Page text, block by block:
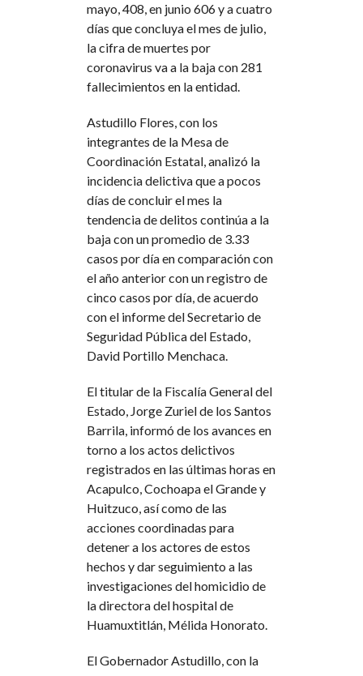
mayo, 408, en junio 606 y a cuatro
días que concluya el mes de julio,
la cifra de muertes por
coronavirus va a la baja con 281
fallecimientos en la entidad.
Astudillo Flores, con los
integrantes de la Mesa de
Coordinación Estatal, analizó la
incidencia delictiva que a pocos
días de concluir el mes la
tendencia de delitos continúa a la
baja con un promedio de 3.33
casos por día en comparación con
el año anterior con un registro de
cinco casos por día, de acuerdo
con el informe del Secretario de
Seguridad Pública del Estado,
David Portillo Menchaca.
El titular de la Fiscalía General del
Estado, Jorge Zuriel de los Santos
Barrila, informó de los avances en
torno a los actos delictivos
registrados en las últimas horas en
Acapulco, Cochoapa el Grande y
Huitzuco, así como de las
acciones coordinadas para
detener a los actores de estos
hechos y dar seguimiento a las
investigaciones del homicidio de
la directora del hospital de
Huamuxtitlán, Mélida Honorato.
El Gobernador Astudillo, con la